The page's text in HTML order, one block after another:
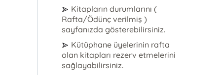
Kitapların durumlarını (
Rafta/Ödünç verilmiş )
sayfanızda gösterebilirsiniz.
Kütüphane üyelerinin rafta
olan kitapları rezerv etmelerini
sağlayabilirsiniz.